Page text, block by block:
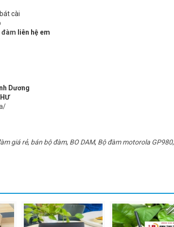
cài
đàm liên hệ em
Dương
giá rẻ, bán bộ đàm, BO DAM, Bộ đàm motorola GP980,